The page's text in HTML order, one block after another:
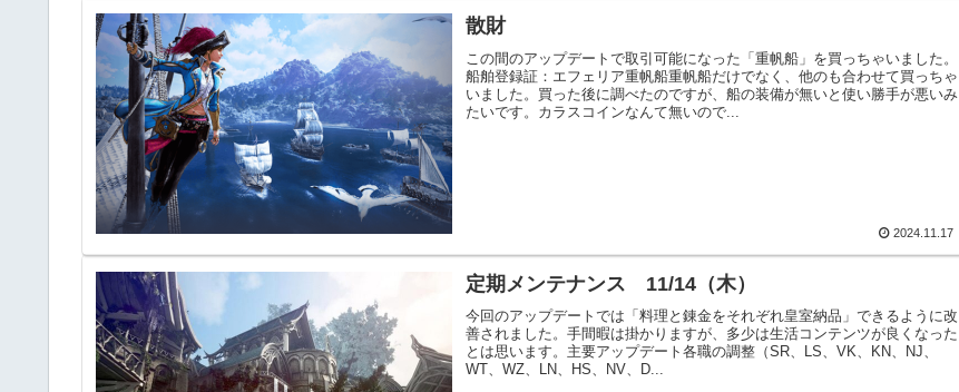
散財
この間のアップデートで取引可能になった「重帆船」を買っちゃいました。
船舶登録証：エフェリア重帆船重帆船だけでなく、他のも合わせて買っちゃ
いました。買った後に調べたのですが、船の装備が無いと使い勝手が悪いみ
たいです。カラスコインなんて無いので...
2024.11.17
定期メンテナンス 11/14（木）
今回のアップデートでは「料理と錬金をそれぞれ皇室納品」できるように改
善されました。手間暇は掛かりますが、多少は生活コンテンツが良くなった
とは思います。主要アップデート各職の調整（SR、LS、VK、KN、NJ、
WT、WZ、LN、HS、NV、D...